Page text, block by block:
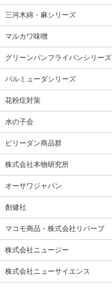
三河木綿・麻シリーズ
マルカワ味噌
グリーンパンフライパンシリーズ
バルミューダシリーズ
花粉症対策
水の子会
ビリーダン商品群
株式会社本物研究所
オーサワジャパン
創健社
マコモ商品・株式会社リバーブ
株式会社ニュージー
株式会社ニューサイエンス